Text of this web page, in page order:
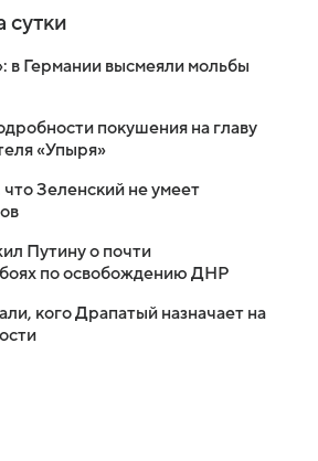
сутки
в Германии высмеяли мольбы
покушения на главу
«Упыря»
Зеленский не умеет
Путину о почти
по освобождению ДНР
кого Драпатый назначает на